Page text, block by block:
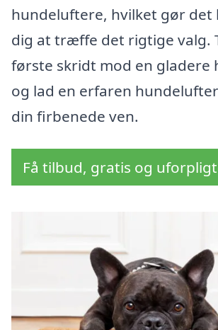
hundeluftere, hvilket gør
dig at træffe det rigtige valg.
første skridt mod en gladere
og lad en erfaren
din firbenede ven.
Få tilbud, gratis og